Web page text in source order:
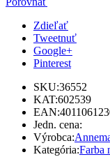
Zdieľať
Tweetnuť
Google+
Pinterest
SKU:36552
KAT:602539
EAN:
Jedn. cena:
Výrobca:
Kategória:Farba